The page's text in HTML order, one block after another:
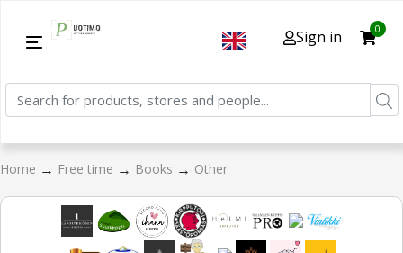
Sign in 0
Home → Free time → Books → Other